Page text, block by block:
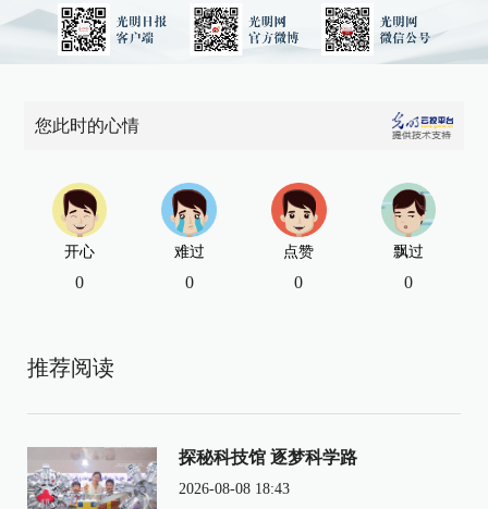
您此时的心情
开心
0
难过
0
点赞
0
飘过
0
推荐阅读
探秘科技馆 逐梦科学路
2026-08-08 18:43